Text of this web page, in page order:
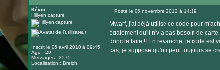
le
internet
Kévin
Hillyen capturé
Inscrit le 05 avril 2010 à 09:45
Age : 29
Messages : 2575
Localisation : Breizh
Posté le 06 novembre 2012 à 14:19
Mwarf, j'ai déjà utilisé ce code pour
également qu'il n'y a pas besoin de
donc le faire !! En revanche, le code est
cas, je suppose qu'on peut toujours se